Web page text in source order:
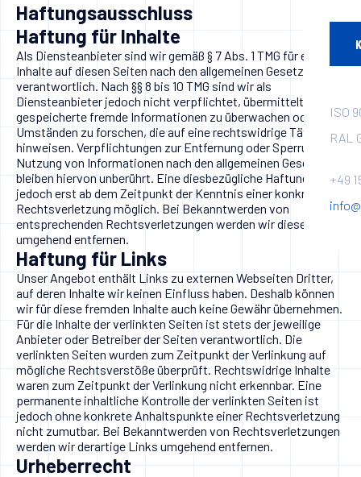
ISO
RAL
+49
Haftungs­ausschluss
Haftung für Inhalte
Als Diensteanbieter sind wir gemäß § 7 Abs. 1 TMG für eigene
Inhalte auf diesen Seiten nach den allgemeinen Gesetzen
verantwortlich. Nach §§ 8 bis 10 TMG sind wir als
Diensteanbieter jedoch nicht verpflichtet, übermittelte oder
gespeicherte fremde Informationen zu überwachen oder nach
Umständen zu forschen, die auf eine rechtswidrige Tätigkeit
hinweisen. Verpflichtungen zur Entfernung oder Sperrung der
Nutzung von Informationen nach den allgemeinen Gesetzen
bleiben hiervon unberührt. Eine diesbezügliche Haftung ist
jedoch erst ab dem Zeitpunkt der Kenntnis einer konkreten
Rechtsverletzung möglich. Bei Bekanntwerden von
entsprechenden Rechtsverletzungen werden wir diese Inhalte
umgehend entfernen.
Haftung für Links
Unser Angebot enthält Links zu externen Webseiten Dritter,
auf deren Inhalte wir keinen Einfluss haben. Deshalb können
wir für diese fremden Inhalte auch keine Gewähr übernehmen.
Für die Inhalte der verlinkten Seiten ist stets der jeweilige
Anbieter oder Betreiber der Seiten verantwortlich. Die
verlinkten Seiten wurden zum Zeitpunkt der Verlinkung auf
mögliche Rechtsverstöße überprüft. Rechtswidrige Inhalte
waren zum Zeitpunkt der Verlinkung nicht erkennbar. Eine
permanente inhaltliche Kontrolle der verlinkten Seiten ist
jedoch ohne konkrete Anhaltspunkte einer Rechtsverletzung
nicht zumutbar. Bei Bekanntwerden von Rechtsverletzungen
werden wir derartige Links umgehend entfernen.
Urheberrecht